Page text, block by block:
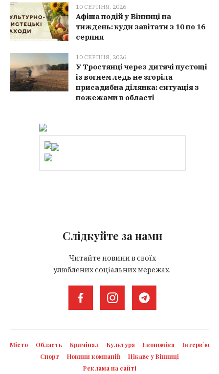
10 СЕРПНЯ, 2026
Афіша подій у Вінниці на
тиждень: куди завітати з 10 по 16
серпня
10 СЕРПНЯ, 2026
У Тростянці через дитячі пустощі
із вогнем ледь не згоріла
присадибна ділянка: ситуація з
пожежами в області
Слідкуйте за нами
Читайте новини в своїх
улюблених соціальних мережах.
Місто Область Кримінал Культура Економіка
Інтерв`ю
Спорт
Новини компаній
Цікаве у Вінниці
Реклама на сайті